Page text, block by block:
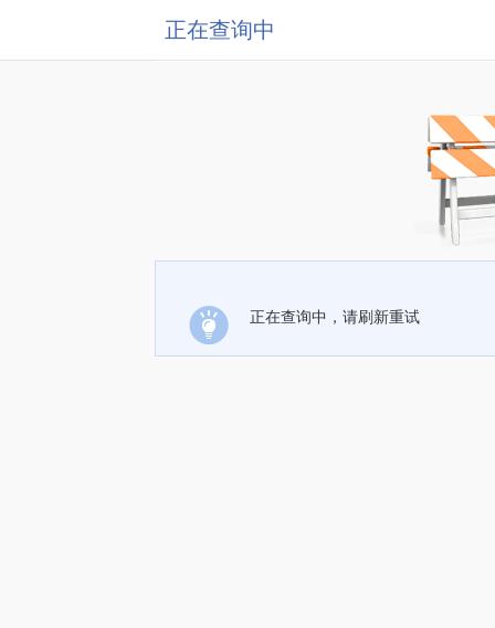
正在查询中
正在查询中，请刷新重试